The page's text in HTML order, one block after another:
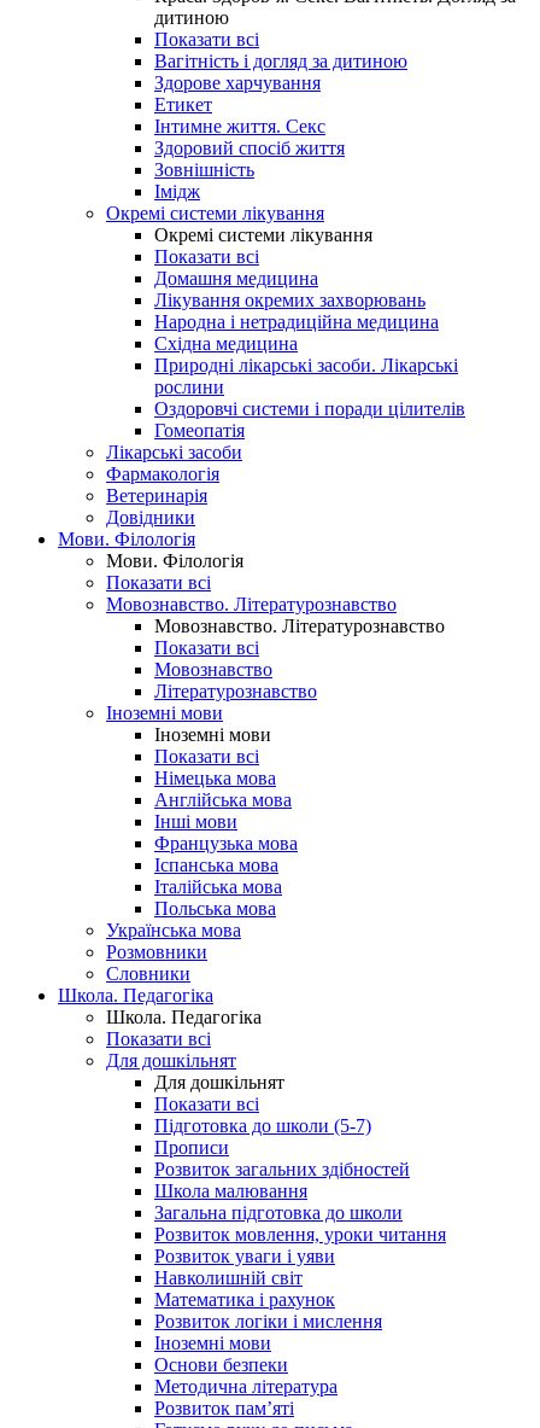
дитиною
Показати всі
Вагітність і догляд за дитиною
Здорове харчування
Етикет
Інтимне життя. Секс
Здоровий спосіб життя
Зовнішність
Імідж
Окремі системи лікування
Окремі системи лікування
Показати всі
Домашня медицина
Лікування окремих захворювань
Народна і нетрадиційна медицина
Східна медицина
Природні лікарські засоби. Лікарські
рослини
Оздоровчі системи і поради цілителів
Гомеопатія
Лікарські засоби
Фармакологія
Ветеринарія
Довідники
Мови. Філологія
Мови. Філологія
Показати всі
Мовознавство. Літературознавство
Мовознавство. Літературознавство
Показати всі
Мовознавство
Літературознавство
Іноземні мови
Іноземні мови
Показати всі
Німецька мова
Англійська мова
Інші мови
Французька мова
Іспанська мова
Італійська мова
Польська мова
Українська мова
Розмовники
Словники
Школа. Педагогіка
Школа. Педагогіка
Показати всі
Для дошкільнят
Для дошкільнят
Показати всі
Підготовка до школи (5-7)
Прописи
Розвиток загальних здібностей
Школа малювання
Загальна підготовка до школи
Розвиток мовлення, уроки читання
Розвиток уваги і уяви
Навколишній світ
Математика і рахунок
Розвиток логіки і мислення
Іноземні мови
Основи безпеки
Методична література
Розвиток пам’яті